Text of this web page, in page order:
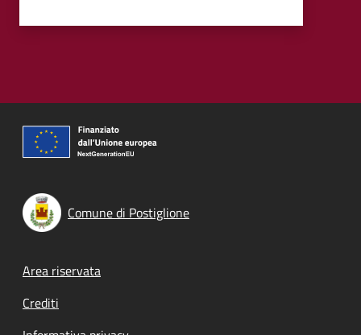
Comune di Postiglione
Footer menu
Area riservata
Crediti